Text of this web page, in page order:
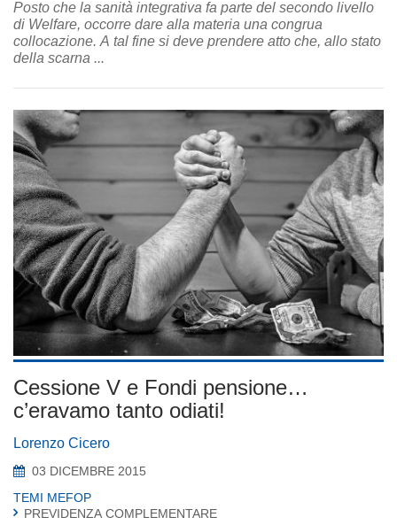
Posto che la sanità integrativa fa parte del secondo livello
di Welfare, occorre dare alla materia una congrua
collocazione. A tal fine si deve prendere atto che, allo stato
della scarna ...
Cessione V e Fondi pensione…
c’eravamo tanto odiati!
Lorenzo Cicero
03 DICEMBRE 2015
TEMI MEFOP
PREVIDENZA COMPLEMENTARE